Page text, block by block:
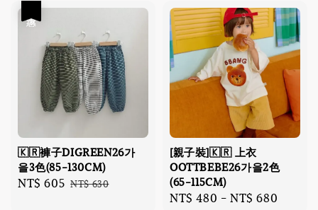
🇰🇷褲子DIGREEN26가
을3色(85-130CM)
Sale
NT$ 605 Regular
NT$ 630
[親子裝]🇰🇷 上衣
OOTTBEBE26가을2色
(65-115CM)
Regular
NT$ 480 -NT$ 680